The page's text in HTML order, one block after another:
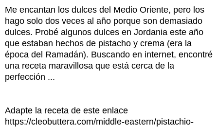
Me encantan los dulces del Medio Oriente, pero los
hago solo dos veces al año porque son demasiado
dulces. Probé algunos dulces en Jordania este año
que estaban hechos de pistacho y crema (era la
época del Ramadán). Buscando en internet, encontré
una receta maravillosa que está cerca de la
perfección ...
Adapte la receta de este enlace
https://cleobuttera.com/middle-eastern/pistachio-